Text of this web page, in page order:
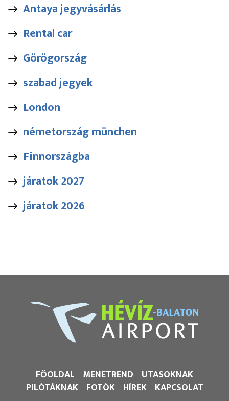
Antaya jegyvásárlás
Rental car
Görögország
szabad jegyek
London
németország münchen
Finnországba
járatok 2027
járatok 2026
FŐOLDAL MENETREND UTASOKNAK
PILÓTÁKNAK FOTÓK HÍREK KAPCSOLAT